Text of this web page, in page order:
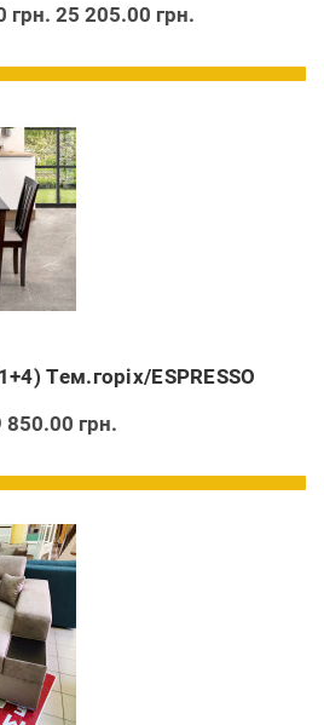
грн. 25 205.00 грн.
Тем.горіх/ESPRESSO
850.00 грн.